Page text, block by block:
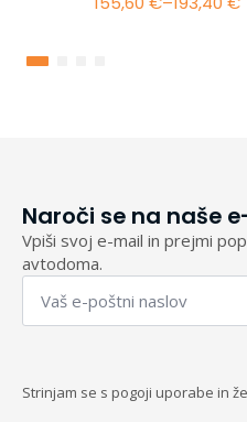
Cenovni
Naroči se na naše
Vpiši svoj e-mail in prejmi
avtodoma.
Email
Strinjam se s pogoji uporabe in